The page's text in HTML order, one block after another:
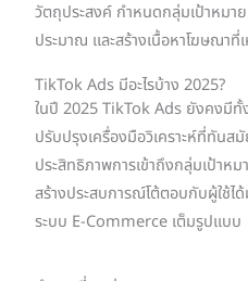
วัตถุประสงค์ กำหนดกลุ่มเป้าหมา
ประมาณ และสร้างเนื้อหาโฆษณา
TikTok Ads มีอะไรบ้าง 2025?
ในปี 2025 TikTok Ads ยังคงมี
ปรับปรุงเครื่องมือวิเคราะห์ที่ทันส
ประสิทธิภาพการเข้าถึงกลุ่มเป้าห
สร้างประสบการณ์โต้ตอบกับผู้ใช้ไ
ระบบ E-Commerce เต็มรูปแบบ